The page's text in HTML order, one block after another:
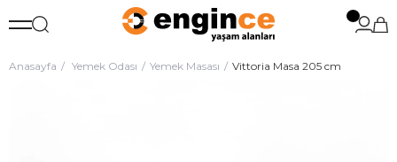
Anasayfa Yemek Odası Yemek Masası Vittoria Masa 205 cm